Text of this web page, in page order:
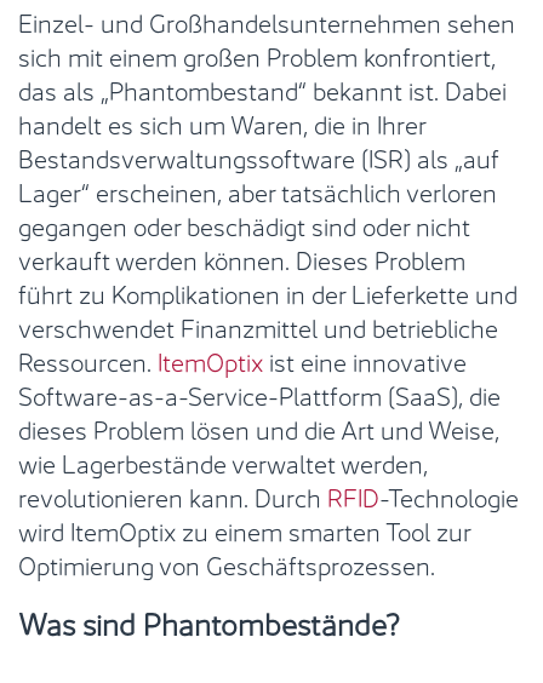
Einzel- und Großhandelsunternehmen sehen
sich mit einem großen Problem konfrontiert,
das als „Phantombestand“ bekannt ist. Dabei
handelt es sich um Waren, die in Ihrer
Bestandsverwaltungssoftware (ISR) als „auf
Lager“ erscheinen, aber tatsächlich verloren
gegangen oder beschädigt sind oder nicht
verkauft werden können. Dieses Problem
führt zu Komplikationen in der Lieferkette und
verschwendet Finanzmittel und betriebliche
Ressourcen. ItemOptixist eine innovative
Software-as-a-Service-Plattform (SaaS), die
dieses Problem lösen und die Art und Weise,
wie Lagerbestände verwaltet werden,
revolutionieren kann. Durch RFID-Technologie
wird ItemOptix zu einem smarten Tool zur
Optimierung von Geschäftsprozessen.
Was sind Phantombestände?